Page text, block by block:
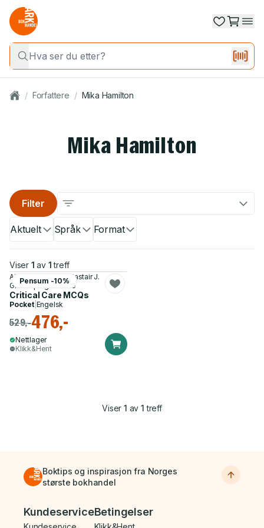
/ Forfattere / Mika Hamilton
Mika Hamilton
Aktuelt Språk Format
Filter
Viser 1 av 1 treff
Pensum -10%
Ajay H. Raithatha, Alastair J.
Glossop og 2 andre
Critical Care MCQs
Pocket| Engelsk
529,-476,-
Nettlager
Klikk&Hent
Viser1 av 1 treff
Boktips og inspirasjon fra Norges
største bokhandel
Bunnmeny
KundeserviceBetingelser